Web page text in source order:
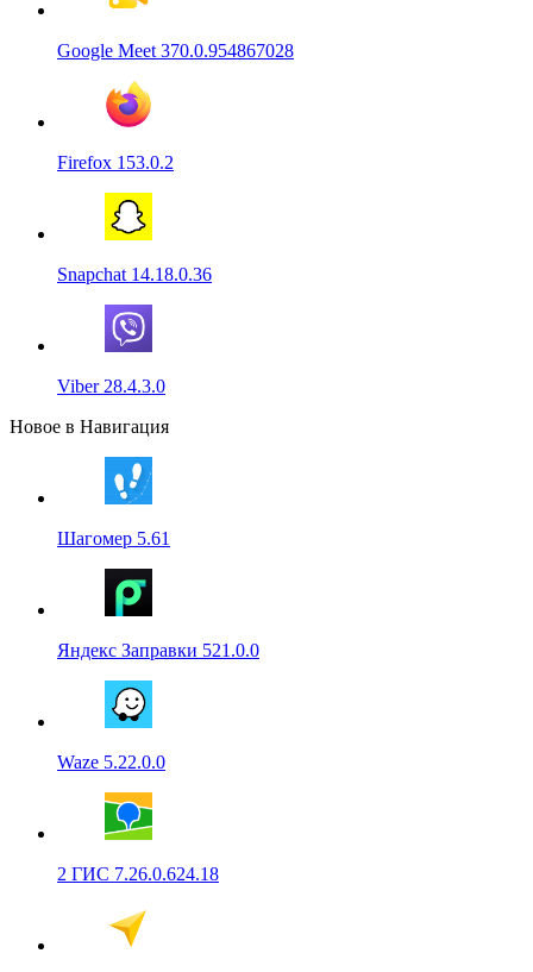
Google Meet 370.0.954867028
Firefox 153.0.2
Snapchat 14.18.0.36
Viber 28.4.3.0
Новое в Навигация
Шагомер 5.61
Яндекс Заправки 521.0.0
Waze 5.22.0.0
2 ГИС 7.26.0.624.18